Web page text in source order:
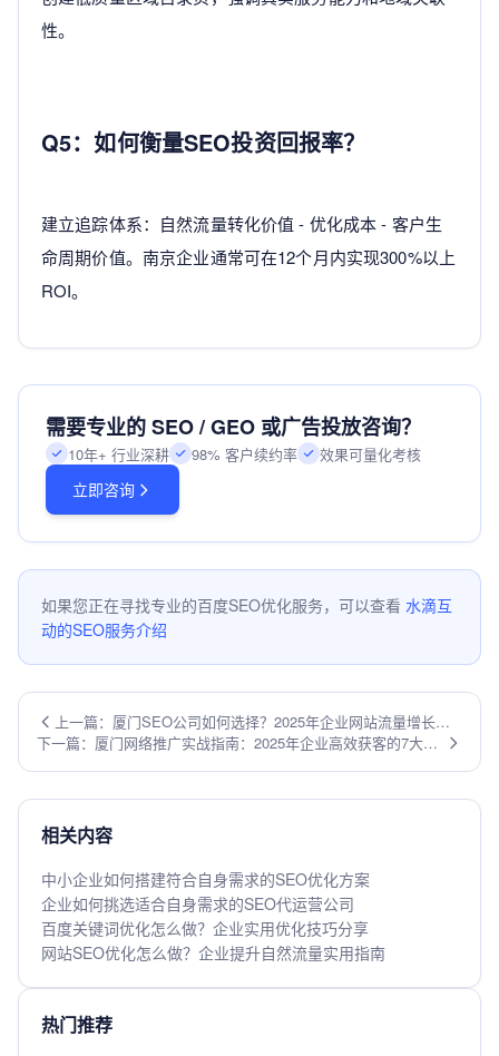
性。
Q5：如何衡量SEO投资回报率？
建立追踪体系：自然流量转化价值 - 优化成本 - 客户生
命周期价值。南京企业通常可在12个月内实现300%以上
ROI。
需要专业的 SEO / GEO 或广告投放咨询？
10年+ 行业深耕 98% 客户续约率 效果可量化考核
立即咨询
如果您正在寻找专业的百度SEO优化服务，可以查看 水滴互
动的SEO服务介绍
上一篇：厦门SEO公司如何选择？2025年企业网站流量增长的5
大关键策略
下一篇：厦门网络推广实战指南：2025年企业高效获客的7大策
相关内容
中小企业如何搭建符合自身需求的SEO优化方案
企业如何挑选适合自身需求的SEO代运营公司
百度关键词优化怎么做？企业实用优化技巧分享
网站SEO优化怎么做？企业提升自然流量实用指南
热门推荐